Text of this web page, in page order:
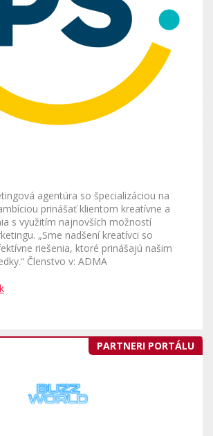
agentúra so špecializáciou na
prinášať klientom kreatívne a
s využitím najnovších možností
„Sme nadšení kreatívci so
riešenia, ktoré prinášajú našim
Členstvo v: ADMA
PARTNERI PORTÁLU